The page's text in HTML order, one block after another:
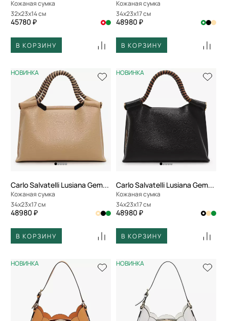
Кожаная сумка
32x23x14 см
45780 ₽
В КОРЗИНУ
Кожаная сумка
34x23x17 см
48980 ₽
В КОРЗИНУ
НОВИНКА
Carlo Salvatelli Lusiana Gemma
Кожаная сумка
34x23x17 см
48980 ₽
В КОРЗИНУ
НОВИНКА
Carlo Salvatelli Lusiana Gemma
Кожаная сумка
34x23x17 см
48980 ₽
В КОРЗИНУ
НОВИНКА НОВИНКА